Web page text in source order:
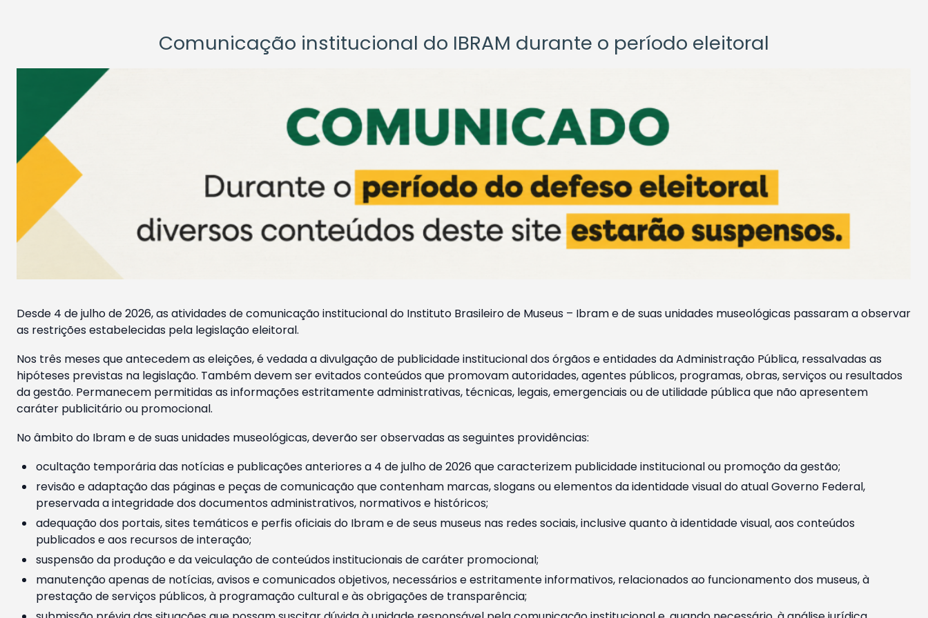
Comunicação institucional do IBRAM durante o período eleitoral
Desde 4 de julho de 2026, as atividades de comunicação institucional do Instituto Brasileiro de Museus – Ibram e de suas unidades museológicas passaram a observar
as restrições estabelecidas pela legislação eleitoral.
Nos três meses que antecedem as eleições, é vedada a divulgação de publicidade institucional dos órgãos e entidades da Administração Pública, ressalvadas as
hipóteses previstas na legislação. Também devem ser evitados conteúdos que promovam autoridades, agentes públicos, programas, obras, serviços ou resultados
da gestão. Permanecem permitidas as informações estritamente administrativas, técnicas, legais, emergenciais ou de utilidade pública que não apresentem
caráter publicitário ou promocional.
No âmbito do Ibram e de suas unidades museológicas, deverão ser observadas as seguintes providências:
ocultação temporária das notícias e publicações anteriores a 4 de julho de 2026 que caracterizem publicidade institucional ou promoção da gestão;
revisão e adaptação das páginas e peças de comunicação que contenham marcas, slogans ou elementos da identidade visual do atual Governo Federal,
preservada a integridade dos documentos administrativos, normativos e históricos;
adequação dos portais, sites temáticos e perfis oficiais do Ibram e de seus museus nas redes sociais, inclusive quanto à identidade visual, aos conteúdos
publicados e aos recursos de interação;
suspensão da produção e da veiculação de conteúdos institucionais de caráter promocional;
manutenção apenas de notícias, avisos e comunicados objetivos, necessários e estritamente informativos, relacionados ao funcionamento dos museus, à
prestação de serviços públicos, à programação cultural e às obrigações de transparência;